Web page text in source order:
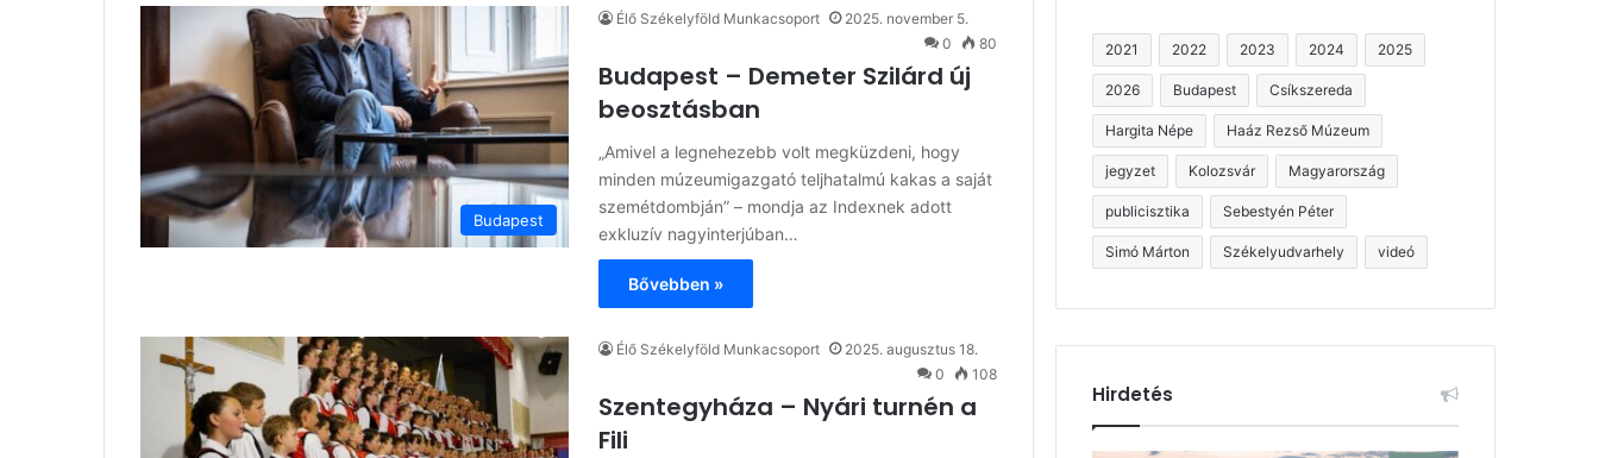
Budapest
Élő Székelyföld Munkacsoport
2025. november 5.
0
80
Budapest – Demeter Szilárd új
beosztásban
„Amivel a legnehezebb volt megküzdeni, hogy
minden múzeumigazgató teljhatalmú kakas a saját
szemétdombján” – mondja az Indexnek adott
exkluzív nagyinterjúban…
Bővebben »
Élő Székelyföld Munkacsoport
2025. augusztus 18.
0
108
Szentegyháza – Nyári turnén a
Fili
2021 2022 2023 2024 2025
2026 Budapest Csíkszereda
Hargita Népe Haáz Rezső Múzeum
jegyzet Kolozsvár Magyarország
publicisztika Sebestyén Péter
Simó Márton Székelyudvarhely videó
Hirdetés